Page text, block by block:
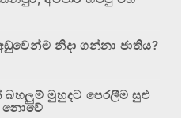
නිදා ගන්නා ජාතිය?
බහලුම් මුහුදට පෙරලීම සුළු
නොවේ